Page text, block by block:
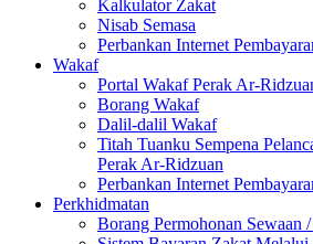
Kalkulator Zakat
Nisab Semasa
Perbankan Internet
Wakaf
Portal Wakaf Perak Ar-
Borang Wakaf
Dalil-dalil Wakaf
Titah Tuanku Sempena
Perak Ar-Ridzuan
Perbankan Internet
Perkhidmatan
Borang Permohonan Sewaan